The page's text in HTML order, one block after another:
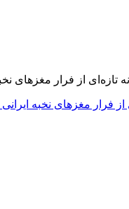
فرار مغزهای نخبه ایرانی